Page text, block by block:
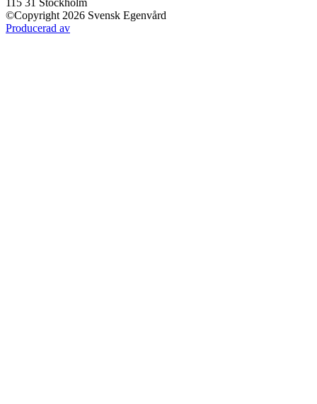
115 31 Stockholm
©Copyright 2026 Svensk Egenvård
Producerad av